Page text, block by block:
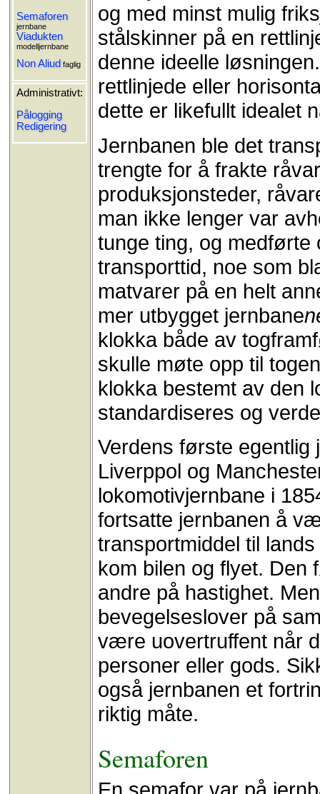
Semaforen
jernbane
Viadukten
modelljernbane
Non Aliud faglig
Administrativt:
Pålogging
Redigering
og med minst mulig
stålskinner på en
denne ideelle
rettlinjede eller
dette er likefullt idealet
Jernbanen ble det
trengte for å frakte
produksjonsteder,
man ikke lenger var
tunge ting, og medførte
transporttid, noe som
matvarer på en helt
mer utbygget jernbane
klokka både av
skulle møte opp til
klokka bestemt av den
standardiseres og
Verdens første egentlig
Liverppol og
lokomotivjernbane i
fortsatte jernbanen å
transportmiddel til
kom bilen og flyet. Den
andre på hastighet.
bevegelseslover på
være uovertruffent når
personer eller gods.
også jernbanen et
riktig måte.
Semaforen